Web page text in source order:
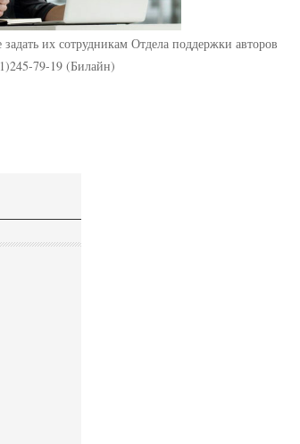
их сотрудникам Отдела поддержки авторов
79-19 (Билайн)